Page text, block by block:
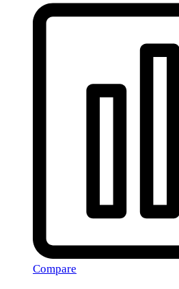
Compare